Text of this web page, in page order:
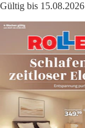
Gültig bis 15.08.2026